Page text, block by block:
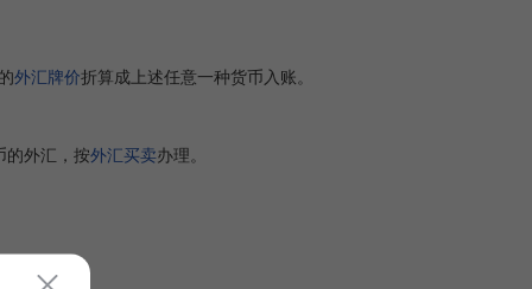
外汇牌价折算成上述任意一种货币入账。
的外汇，按外汇买卖办理。